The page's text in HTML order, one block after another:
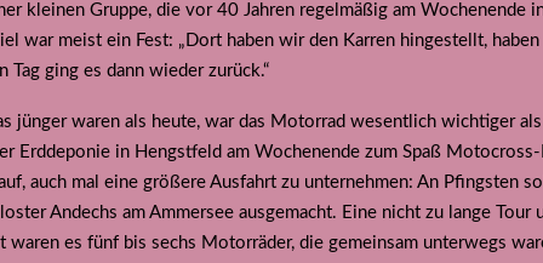
kleinen Gruppe, die vor 40 Jahren regelmäßig am Wochenende
war meist ein Fest: „Dort haben wir den Karren hingestellt, haben
Tag ging es dann wieder zurück.“
jünger waren als heute, war das Motorrad wesentlich wichtiger
Erddeponie in Hengstfeld am Wochenende zum Spaß Motocross-
auch mal eine größere Ausfahrt zu unternehmen: An Pfingsten
Andechs am Ammersee ausgemacht. Eine nicht zu lange Tour
waren es fünf bis sechs Motorräder, die gemeinsam unterwegs